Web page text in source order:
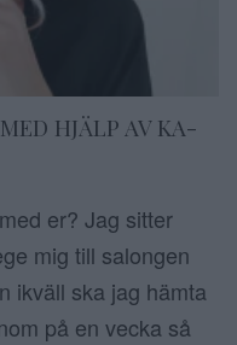
HJÄLP AV KA-
er? Jag sitter
mig till salongen
ikväll ska jag hämta
på en vecka så